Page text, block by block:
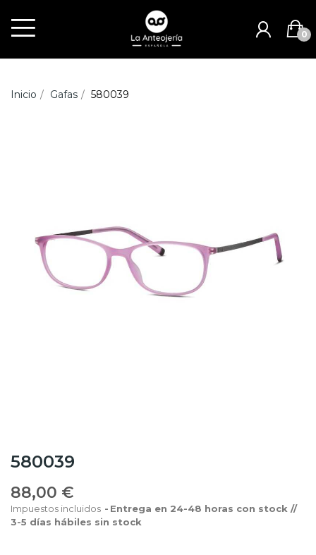
0
Inicio Gafas 580039
580039
88,00 €
Impuestos incluidos
Entrega en 24-48 horas con stock //
3-5 días hábiles sin stock